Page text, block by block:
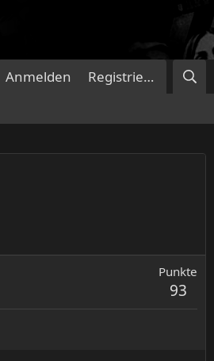
Anmelden Registrieren
Punkte
93